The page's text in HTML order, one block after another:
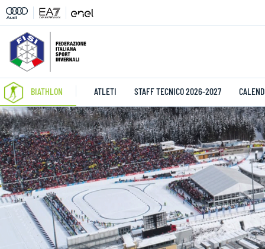
BIATHLON ATLETI STAFF TECNICO 2026-2027